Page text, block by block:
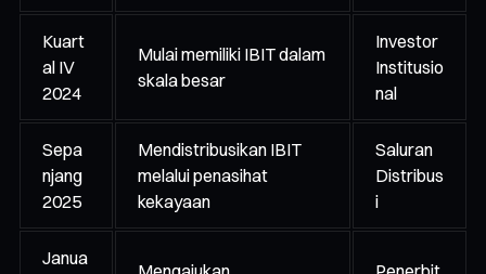
Kuart
al IV
2024
Mulai memiliki IBIT dalam
skala besar
Investor
Institusio
nal
Sepa
njang
2025
Mendistribusikan IBIT
melalui penasihat
kekayaan
Saluran
Distribus
i
Janua